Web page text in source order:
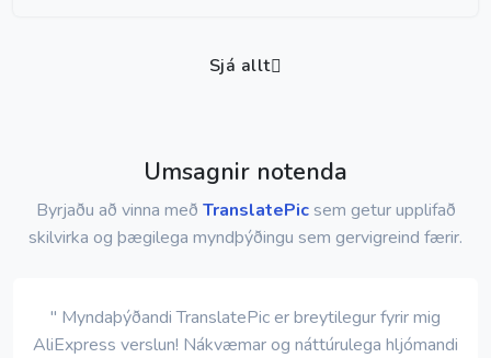
Sjá allt
Umsagnir notenda
Byrjaðu að vinna með TranslatePicsem getur upplifað
skilvirka og þægilega myndþýðingu sem gervigreind færir.
" Myndaþýðandi TranslatePic er breytilegur fyrir mig
AliExpress verslun! Nákvæmar og náttúrulega hljómandi